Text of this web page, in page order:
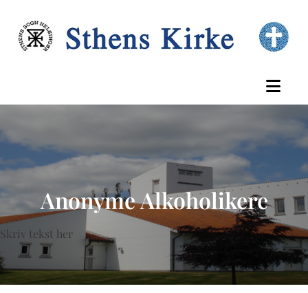
Anonyme Alkoholikere
Skriv tekst her